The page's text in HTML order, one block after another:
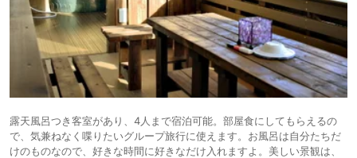
露天風呂つき客室があり、4人まで宿泊可能。部屋食にしてもらえるの
で、気兼ねなく喋りたいグループ旅行に使えます。お風呂は自分たちだ
けのものなので、好きな時間に好きなだけ入れますよ。美しい景観は、